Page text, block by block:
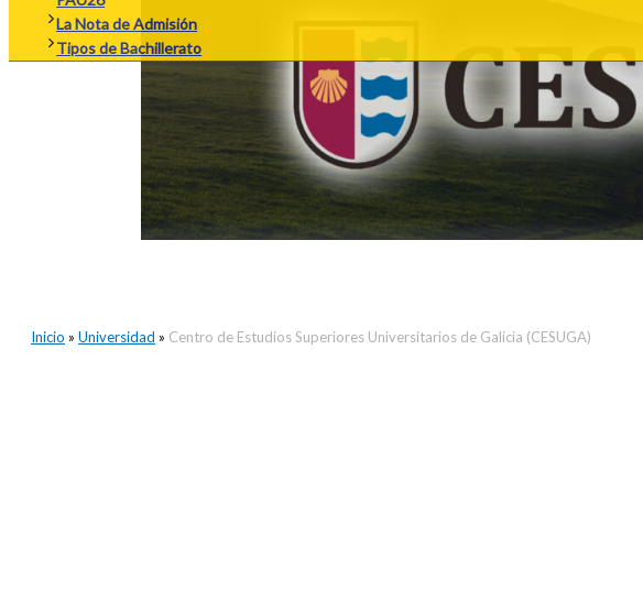
La Nota de Admisión
Tipos de Bachillerato
Inicio » Universidad » Centro de Estudios Superiores Universitarios de Galicia (CESUGA)